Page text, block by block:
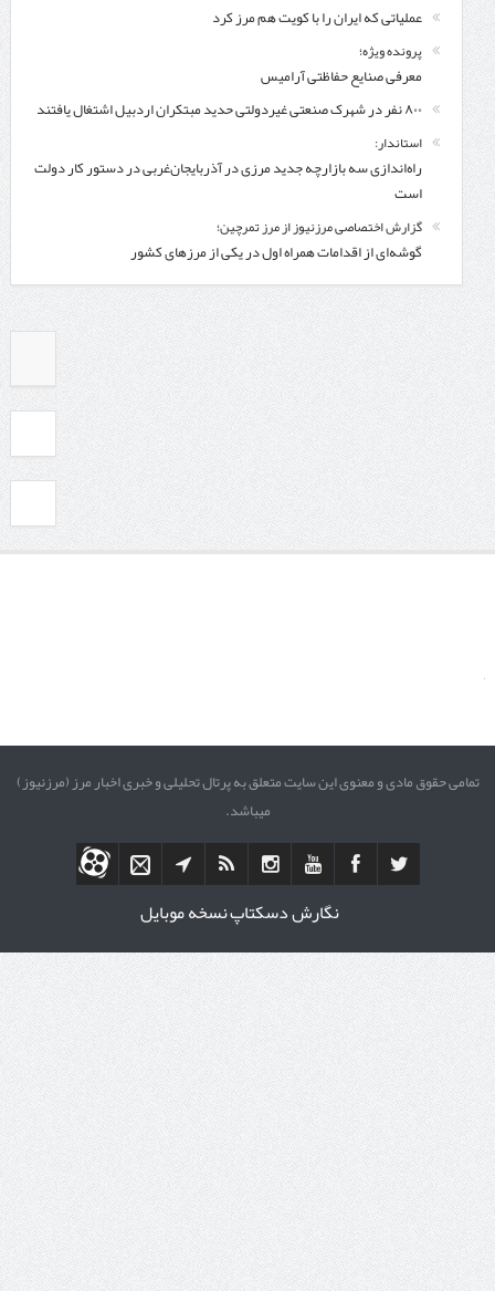
عملیاتی که ایران را با کویت هم مرز کرد
پرونده ویژه؛
معرفی صنایع حفاظتی آرامیس
۸۰۰ نفر در شهرک صنعتی غیردولتی حدید مبتکران اردبیل اشتغال یافتند
استاندار:
راه‌اندازی سه بازارچه جدید مرزی در آذربایجان‌غربی در دستور کار دولت
است
گزارش اختصاصی مرزنیوز از مرز تمرچین؛
گوشه‌ای از اقدامات همراه اول در یکی از مرزهای کشور
تمامی حقوق مادی و معنوی این سایت متعلق به پرتال تحلیلی و خبری اخبار مرز (مرزنیوز)
میباشد.
نگارش دسکتاپنسخه موبایل